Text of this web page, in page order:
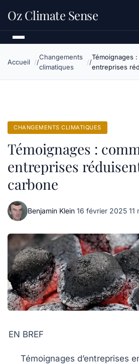
Oz Climate Sense
Accueil
Changements
climatiques
Témoignages
entreprises
CHANGEMENTS CLIMATIQUES
Témoignages :
entreprises
carbone
Benjamin Klein·16 février 2025·11
EN BREF
Témoignages d’entreprises